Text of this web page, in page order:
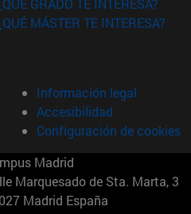
ventana)
ventana)
GRADO TE INTERESA?
MÁSTER TE INTERESA?
Información legal
Accesibilidad
Configuración de cookies
Madrid
Marquesado de Sta. Marta, 3
Madrid España